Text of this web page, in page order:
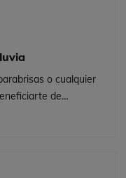
o cualquier
de